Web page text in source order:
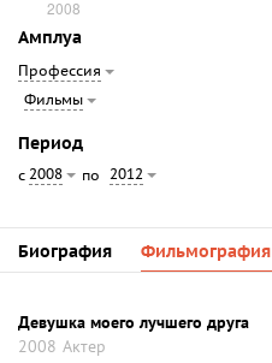
Амплуа
Профессия
Фильмы
Период
с 2008 по 2012
Биография Фильмография
Девушка моего лучшего друга
2008 Актер